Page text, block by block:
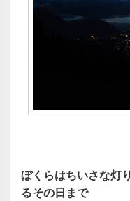
ぼくらはちいさな灯
るその日まで